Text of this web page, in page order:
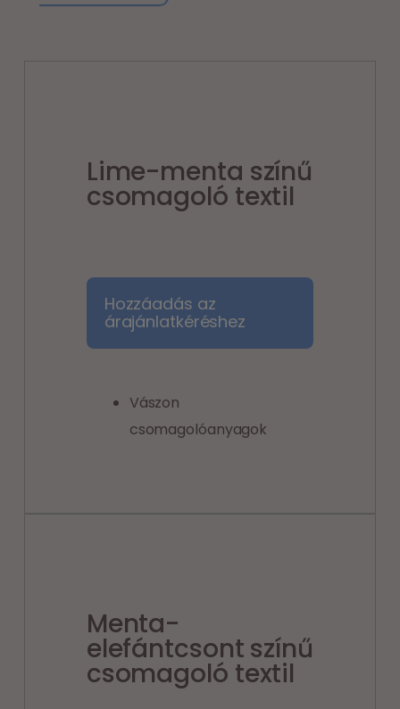
Lime-menta színű
csomagoló textil
Hozzáadás az
árajánlatkéréshez
Vászon
csomagolóanyagok
Menta-
elefántcsont színű
csomagoló textil